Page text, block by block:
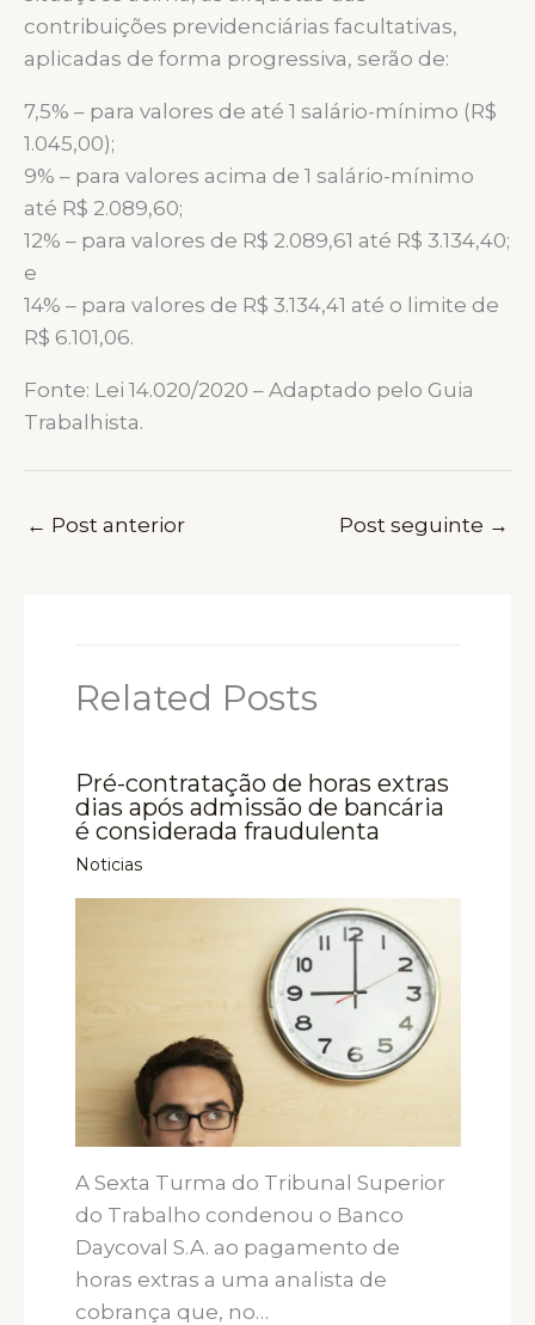
contribuições previdenciárias facultativas,
aplicadas de forma progressiva, serão de:
7,5% – para valores de até 1 salário-mínimo (R$
1.045,00);
9% – para valores acima de 1 salário-mínimo
até R$ 2.089,60;
12% – para valores de R$ 2.089,61 até R$ 3.134,40;
e
14% – para valores de R$ 3.134,41 até o limite de
R$ 6.101,06.
Fonte: Lei 14.020/2020 – Adaptado pelo Guia
Trabalhista.
← Post anterior Post seguinte →
Related Posts
Pré-contratação de horas extras
dias após admissão de bancária
é considerada fraudulenta
Noticias
A Sexta Turma do Tribunal Superior
do Trabalho condenou o Banco
Daycoval S.A. ao pagamento de
horas extras a uma analista de
cobrança que, no…